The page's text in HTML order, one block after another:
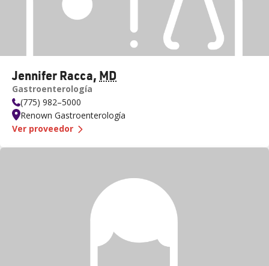
Jennifer Racca, MD
Gastroenterología
(775) 982–5000
Renown Gastroenterología
Ver proveedor — Dra.